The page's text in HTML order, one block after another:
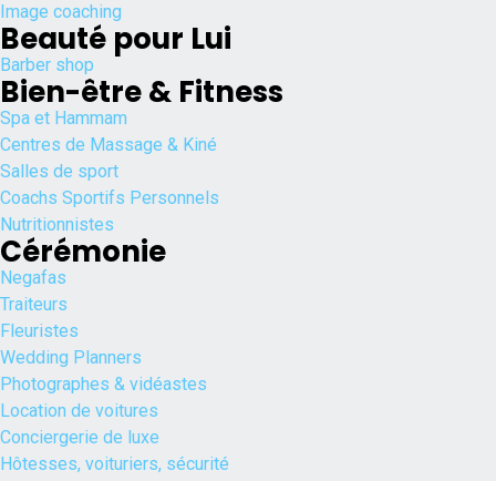
Image coaching
Beauté pour Lui
Barber shop
Bien-être & Fitness
Spa et Hammam
Centres de Massage & Kiné
Salles de sport
Coachs Sportifs Personnels
Nutritionnistes
Cérémonie
Negafas
Traiteurs
Fleuristes
Wedding Planners
Photographes & vidéastes
Location de voitures
Conciergerie de luxe
Hôtesses, voituriers, sécurité